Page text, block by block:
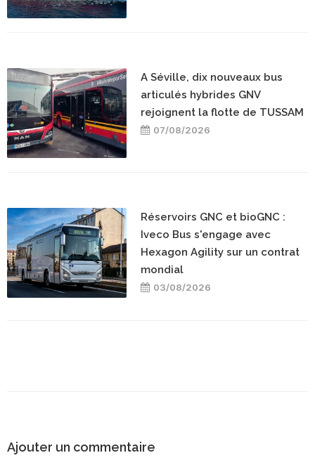
A Séville, dix nouveaux bus
articulés hybrides GNV
rejoignent la flotte de TUSSAM
07/08/2026
Réservoirs GNC et bioGNC :
Iveco Bus s'engage avec
Hexagon Agility sur un contrat
mondial
03/08/2026
Ajouter un commentaire